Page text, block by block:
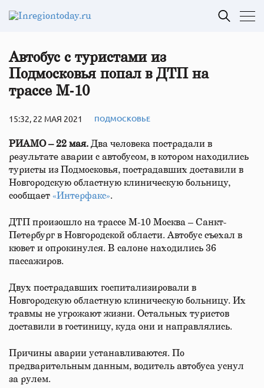
Автобус с туристами из
Подмосковья попал в ДТП на
трассе М‑10
15:32, 22 МАЯ 2021 ПОДМОСКОВЬЕ
РИАМО – 22 мая. Два человека пострадали в
результате аварии с автобусом, в котором находились
туристы из Подмосковья, пострадавших доставили в
Новгородскую областную клиническую больницу,
сообщает «Интерфакс».
ДТП произошло на трассе М-10 Москва – Санкт-
Петербург в Новгородской области. Автобус съехал в
кювет и опрокинулся. В салоне находились 36
пассажиров.
Двух пострадавших госпитализировали в
Новгородскую областную клиническую больницу. Их
травмы не угрожают жизни. Остальных туристов
доставили в гостиницу, куда они и направлялись.
Причины аварии устанавливаются. По
предварительным данным, водитель автобуса уснул
за рулем.